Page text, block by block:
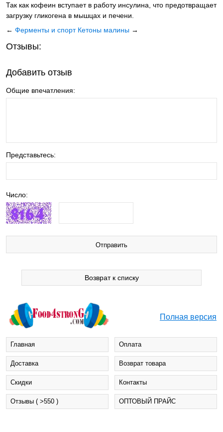
Так как кофеин вступает в работу инсулина, что предотвращает
загрузку гликогена в мышцах и печени.
← Ферменты и спорт Кетоны малины →
Отзывы:
Добавить отзыв
Общие впечатления:
Представьтесь:
Число:
Возврат к списку
Полная версия
Главная Оплата
Доставка Возврат товара
Cкидки Контакты
Отзывы ( >550 ) ОПТОВЫЙ ПРАЙС